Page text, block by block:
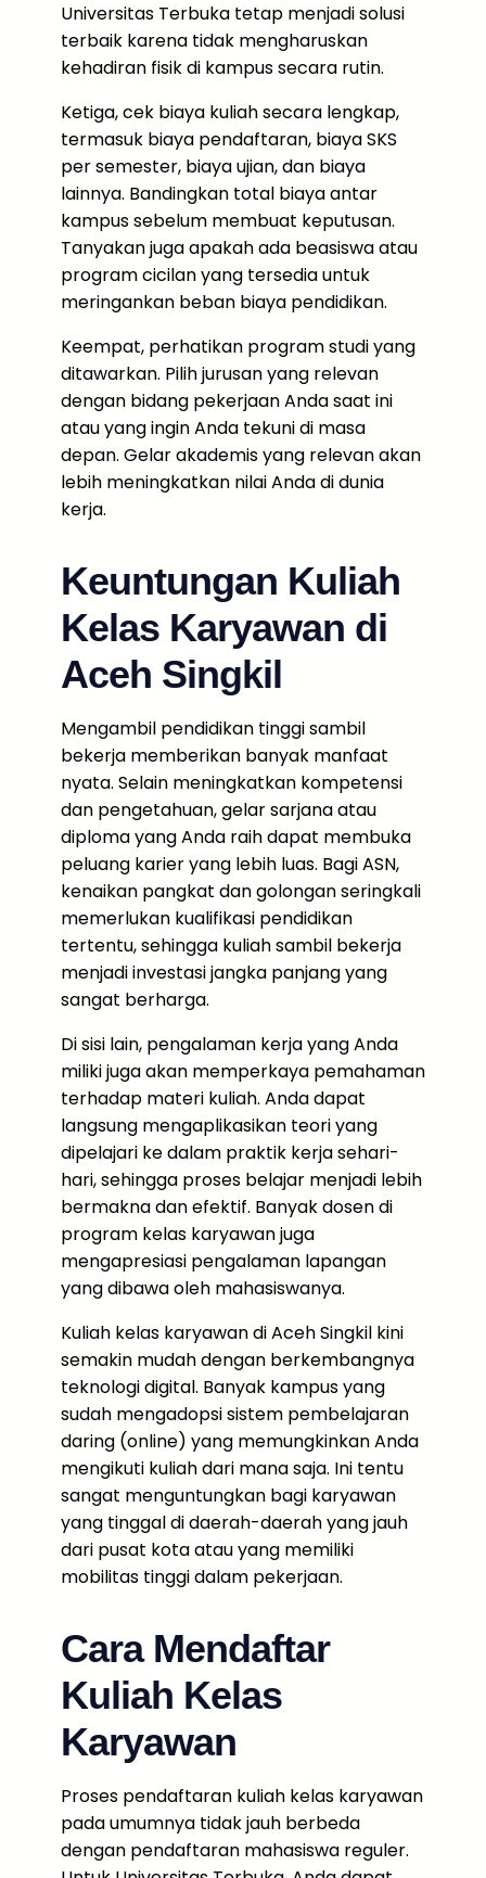
Universitas Terbuka tetap menjadi solusi
terbaik karena tidak mengharuskan
kehadiran fisik di kampus secara rutin.
Ketiga, cek biaya kuliah secara lengkap,
termasuk biaya pendaftaran, biaya SKS
per semester, biaya ujian, dan biaya
lainnya. Bandingkan total biaya antar
kampus sebelum membuat keputusan.
Tanyakan juga apakah ada beasiswa atau
program cicilan yang tersedia untuk
meringankan beban biaya pendidikan.
Keempat, perhatikan program studi yang
ditawarkan. Pilih jurusan yang relevan
dengan bidang pekerjaan Anda saat ini
atau yang ingin Anda tekuni di masa
depan. Gelar akademis yang relevan akan
lebih meningkatkan nilai Anda di dunia
kerja.
Keuntungan Kuliah
Kelas Karyawan di
Aceh Singkil
Mengambil pendidikan tinggi sambil
bekerja memberikan banyak manfaat
nyata. Selain meningkatkan kompetensi
dan pengetahuan, gelar sarjana atau
diploma yang Anda raih dapat membuka
peluang karier yang lebih luas. Bagi ASN,
kenaikan pangkat dan golongan seringkali
memerlukan kualifikasi pendidikan
tertentu, sehingga kuliah sambil bekerja
menjadi investasi jangka panjang yang
sangat berharga.
Di sisi lain, pengalaman kerja yang Anda
miliki juga akan memperkaya pemahaman
terhadap materi kuliah. Anda dapat
langsung mengaplikasikan teori yang
dipelajari ke dalam praktik kerja sehari-
hari, sehingga proses belajar menjadi lebih
bermakna dan efektif. Banyak dosen di
program kelas karyawan juga
mengapresiasi pengalaman lapangan
yang dibawa oleh mahasiswanya.
Kuliah kelas karyawan di Aceh Singkil kini
semakin mudah dengan berkembangnya
teknologi digital. Banyak kampus yang
sudah mengadopsi sistem pembelajaran
daring (online) yang memungkinkan Anda
mengikuti kuliah dari mana saja. Ini tentu
sangat menguntungkan bagi karyawan
yang tinggal di daerah-daerah yang jauh
dari pusat kota atau yang memiliki
mobilitas tinggi dalam pekerjaan.
Cara Mendaftar
Kuliah Kelas
Karyawan
Proses pendaftaran kuliah kelas karyawan
pada umumnya tidak jauh berbeda
dengan pendaftaran mahasiswa reguler.